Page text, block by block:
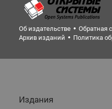
Об издательстве Обратная
Архив изданий
Политика
Издания